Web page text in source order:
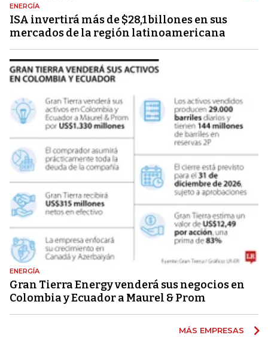
ENERGÍA
ISA invertirá más de $28,1 billones en sus
mercados de la región latinoamericana
ENERGÍA
Gran Tierra Energy venderá sus negocios en
Colombia y Ecuador a Maurel & Prom
MÁS EMPRESAS